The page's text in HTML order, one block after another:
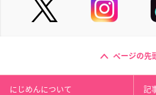
ページの先
にじめんについて 記